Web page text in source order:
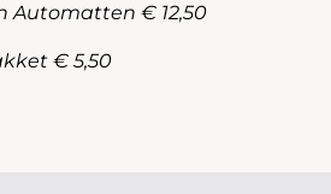
Automatten € 12,50
€ 5,50